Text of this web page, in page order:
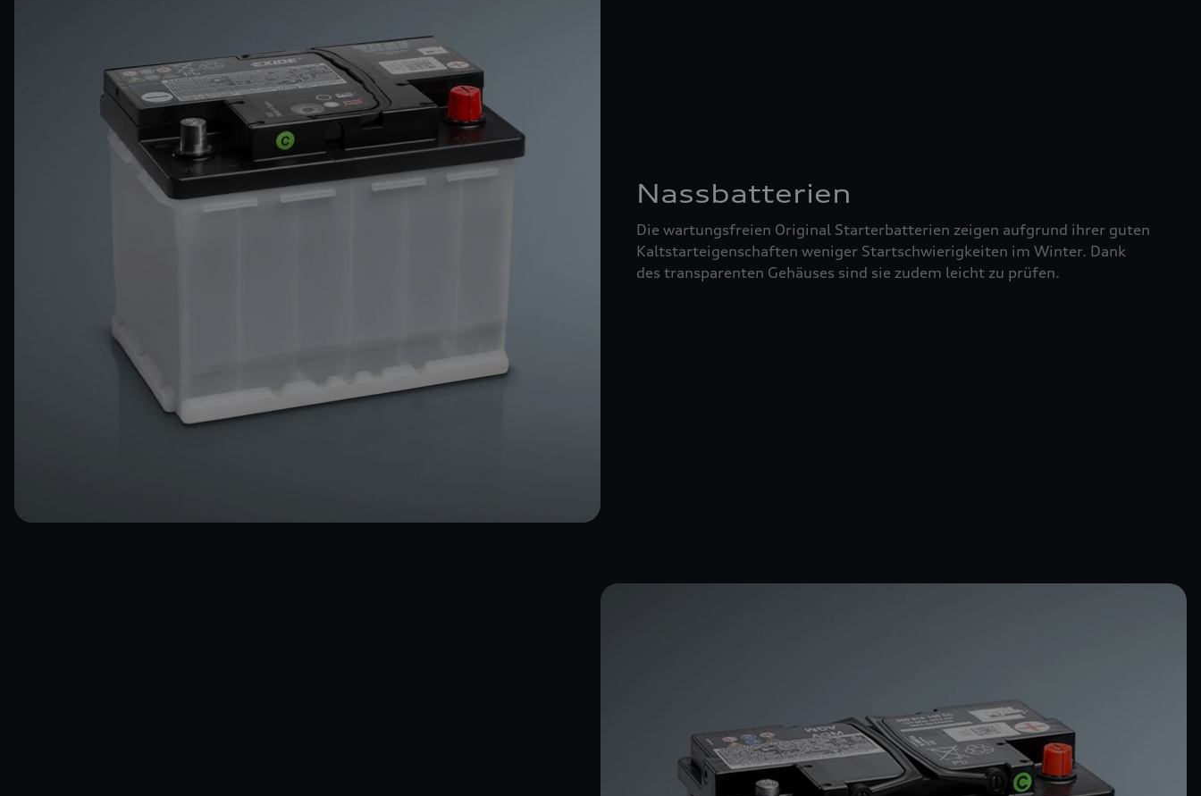
Nassbatterien
Die wartungsfreien Original Starterbatterien zeigen aufgrund ihrer guten
Kaltstarteigenschaften weniger Startschwierigkeiten im Winter. Dank
des transparenten Gehäuses sind sie zudem leicht zu prüfen.